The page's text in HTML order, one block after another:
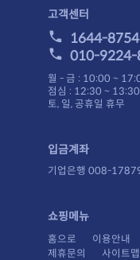
고객센터
1644-8754
010-9224-
월 - 금 : 10:00 ~
점심 : 12:30 ~ 13:30
토, 일, 공휴일 휴무
입금계좌
기업은행 008-
쇼핑메뉴
홈으로 이용안내
제휴문의
사이트맵